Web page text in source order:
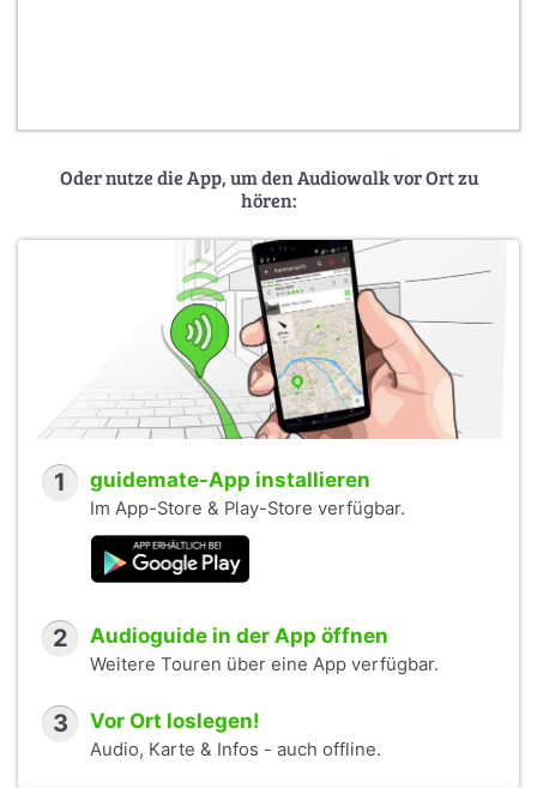
Oder nutze die App, um den Audiowalk vor Ort zu
hören:
1 guidemate-App installieren
Im App-Store & Play-Store verfügbar.
2 Audioguide in der App öffnen
Weitere Touren über eine App verfügbar.
3 Vor Ort loslegen!
Audio, Karte & Infos - auch offline.